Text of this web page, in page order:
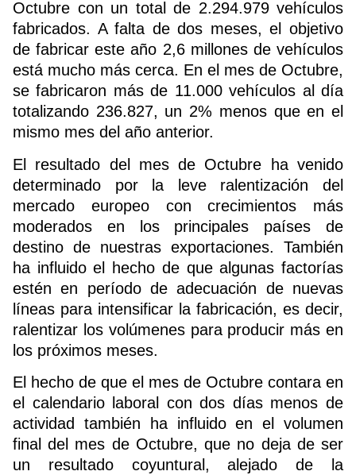
Octubre con un total de 2.294.979 vehículos
fabricados. A falta de dos meses, el objetivo
de fabricar este año 2,6 millones de vehículos
está mucho más cerca. En el mes de Octubre,
se fabricaron más de 11.000 vehículos al día
totalizando 236.827, un 2% menos que en el
mismo mes del año anterior.
El resultado del mes de Octubre ha venido
determinado por la leve ralentización del
mercado europeo con crecimientos más
moderados en los principales países de
destino de nuestras exportaciones. También
ha influido el hecho de que algunas factorías
estén en período de adecuación de nuevas
líneas para intensificar la fabricación, es decir,
ralentizar los volúmenes para producir más en
los próximos meses.
El hecho de que el mes de Octubre contara en
el calendario laboral con dos días menos de
actividad también ha influido en el volumen
final del mes de Octubre, que no deja de ser
un resultado coyuntural, alejado de la